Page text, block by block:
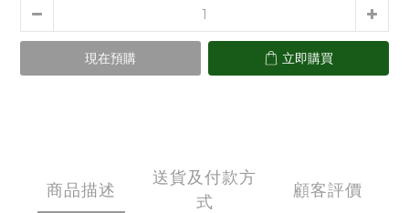
現在預購 立即購買
商品描述
送貨及付款方
式
顧客評價